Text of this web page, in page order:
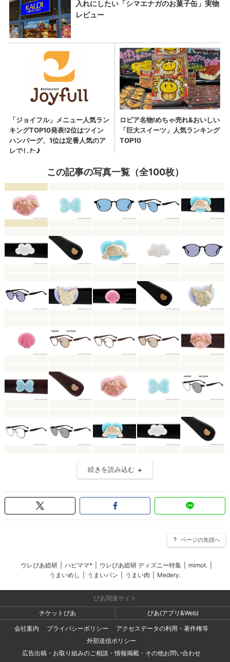
この記事の写真一覧（全100枚）
続きを読み込む
ページの先頭へ
ウレぴあ総研 ハピママ* ウレぴあ総研 ディズニー特集 mimot.
うまいめし
うまいパン うまい肉 Medery.
ぴあ関連サイト
チケットぴあ
ぴあ(アプリ&Web)
会社案内
プライバシーポリシー
アクセスデータの利用・著作権等
外部送信ポリシー
広告出稿・お取り組みのご相談・情報掲載・その他お問い合わせ